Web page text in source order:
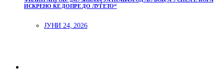
ИСКРЕНО ЌЕ ДОПРЕ ДО ЛУЃЕТО“
ЈУНИ 24, 2026